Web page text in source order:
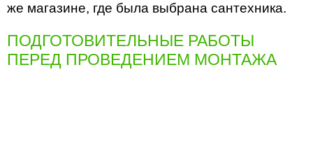
же магазине, где была выбрана сантехника.
ПОДГОТОВИТЕЛЬНЫЕ РАБОТЫ
ПЕРЕД ПРОВЕДЕНИЕМ МОНТАЖА